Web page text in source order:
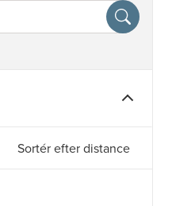
Sortér efter distance